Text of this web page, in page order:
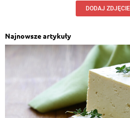
DODAJ ZDJĘCIE
Najnowsze artykuły